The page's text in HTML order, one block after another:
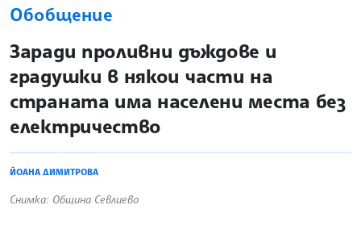
Обобщение
site.bta
Заради проливни дъждове и
градушки в някои части на
страната има населени места без
електричество
ЙОАНА ДИМИТРОВА
Снимка: Община Севлиево